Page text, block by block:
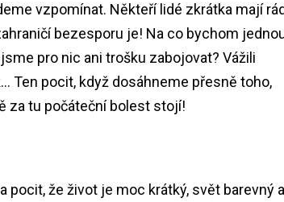
vzpomínat. Někteří lidé zkrátka mají
bezesporu je! Na co bychom
pro nic ani trošku zabojovat? Vážili
Ten pocit, když dosáhneme přesně toho,
za tu počáteční bolest stojí!
pocit, že život je moc krátký, svět barevný a